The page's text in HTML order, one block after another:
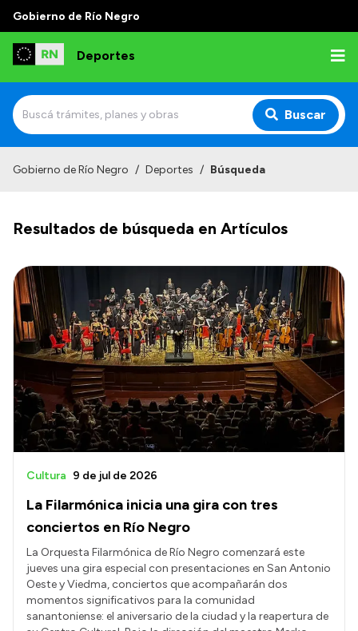
Gobierno de Río Negro
Deportes
Buscar
¿Quienes somos?
Autoridades
Normativa
Transparencia
Presupuesto
Boletín Oficial
Compras y licitaciones
Consulta de expedientes
Convocatorias
Intranet
Login
Gobierno de Río Negro / Deportes / Búsqueda
Resultados de búsqueda en Artículos
La Filarmónica inicia una gira con tres
conciertos en Río Negro
Cultura 9 de jul de 2026
La Orquesta Filarmónica de Río Negro comenzará este
jueves una gira especial con presentaciones en San Antonio
Oeste y Viedma, conciertos que acompañarán dos
momentos significativos para la comunidad
sanantoniense: el aniversario de la ciudad y la reapertura de